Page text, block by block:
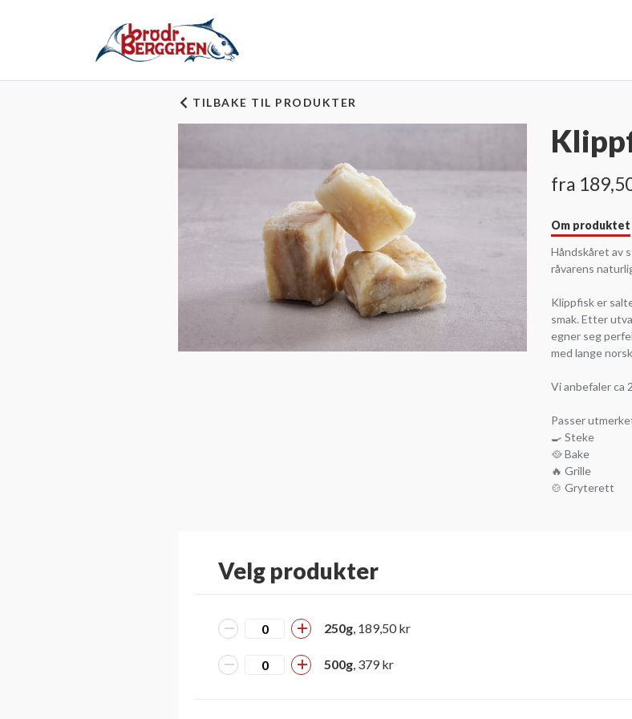
TILBAKE TIL PRODUKTER
fra
Om produktet
Håndskåret av
råvarens
Klippfisk er
smak. Etter
egner seg
med lange
Vi anbefaler ca
Passer
🍳 Steke
🥘 Bake
🔥 Grille
🍲 Gryterett
Velg produkter
250g, 189,50 kr
500g, 379 kr